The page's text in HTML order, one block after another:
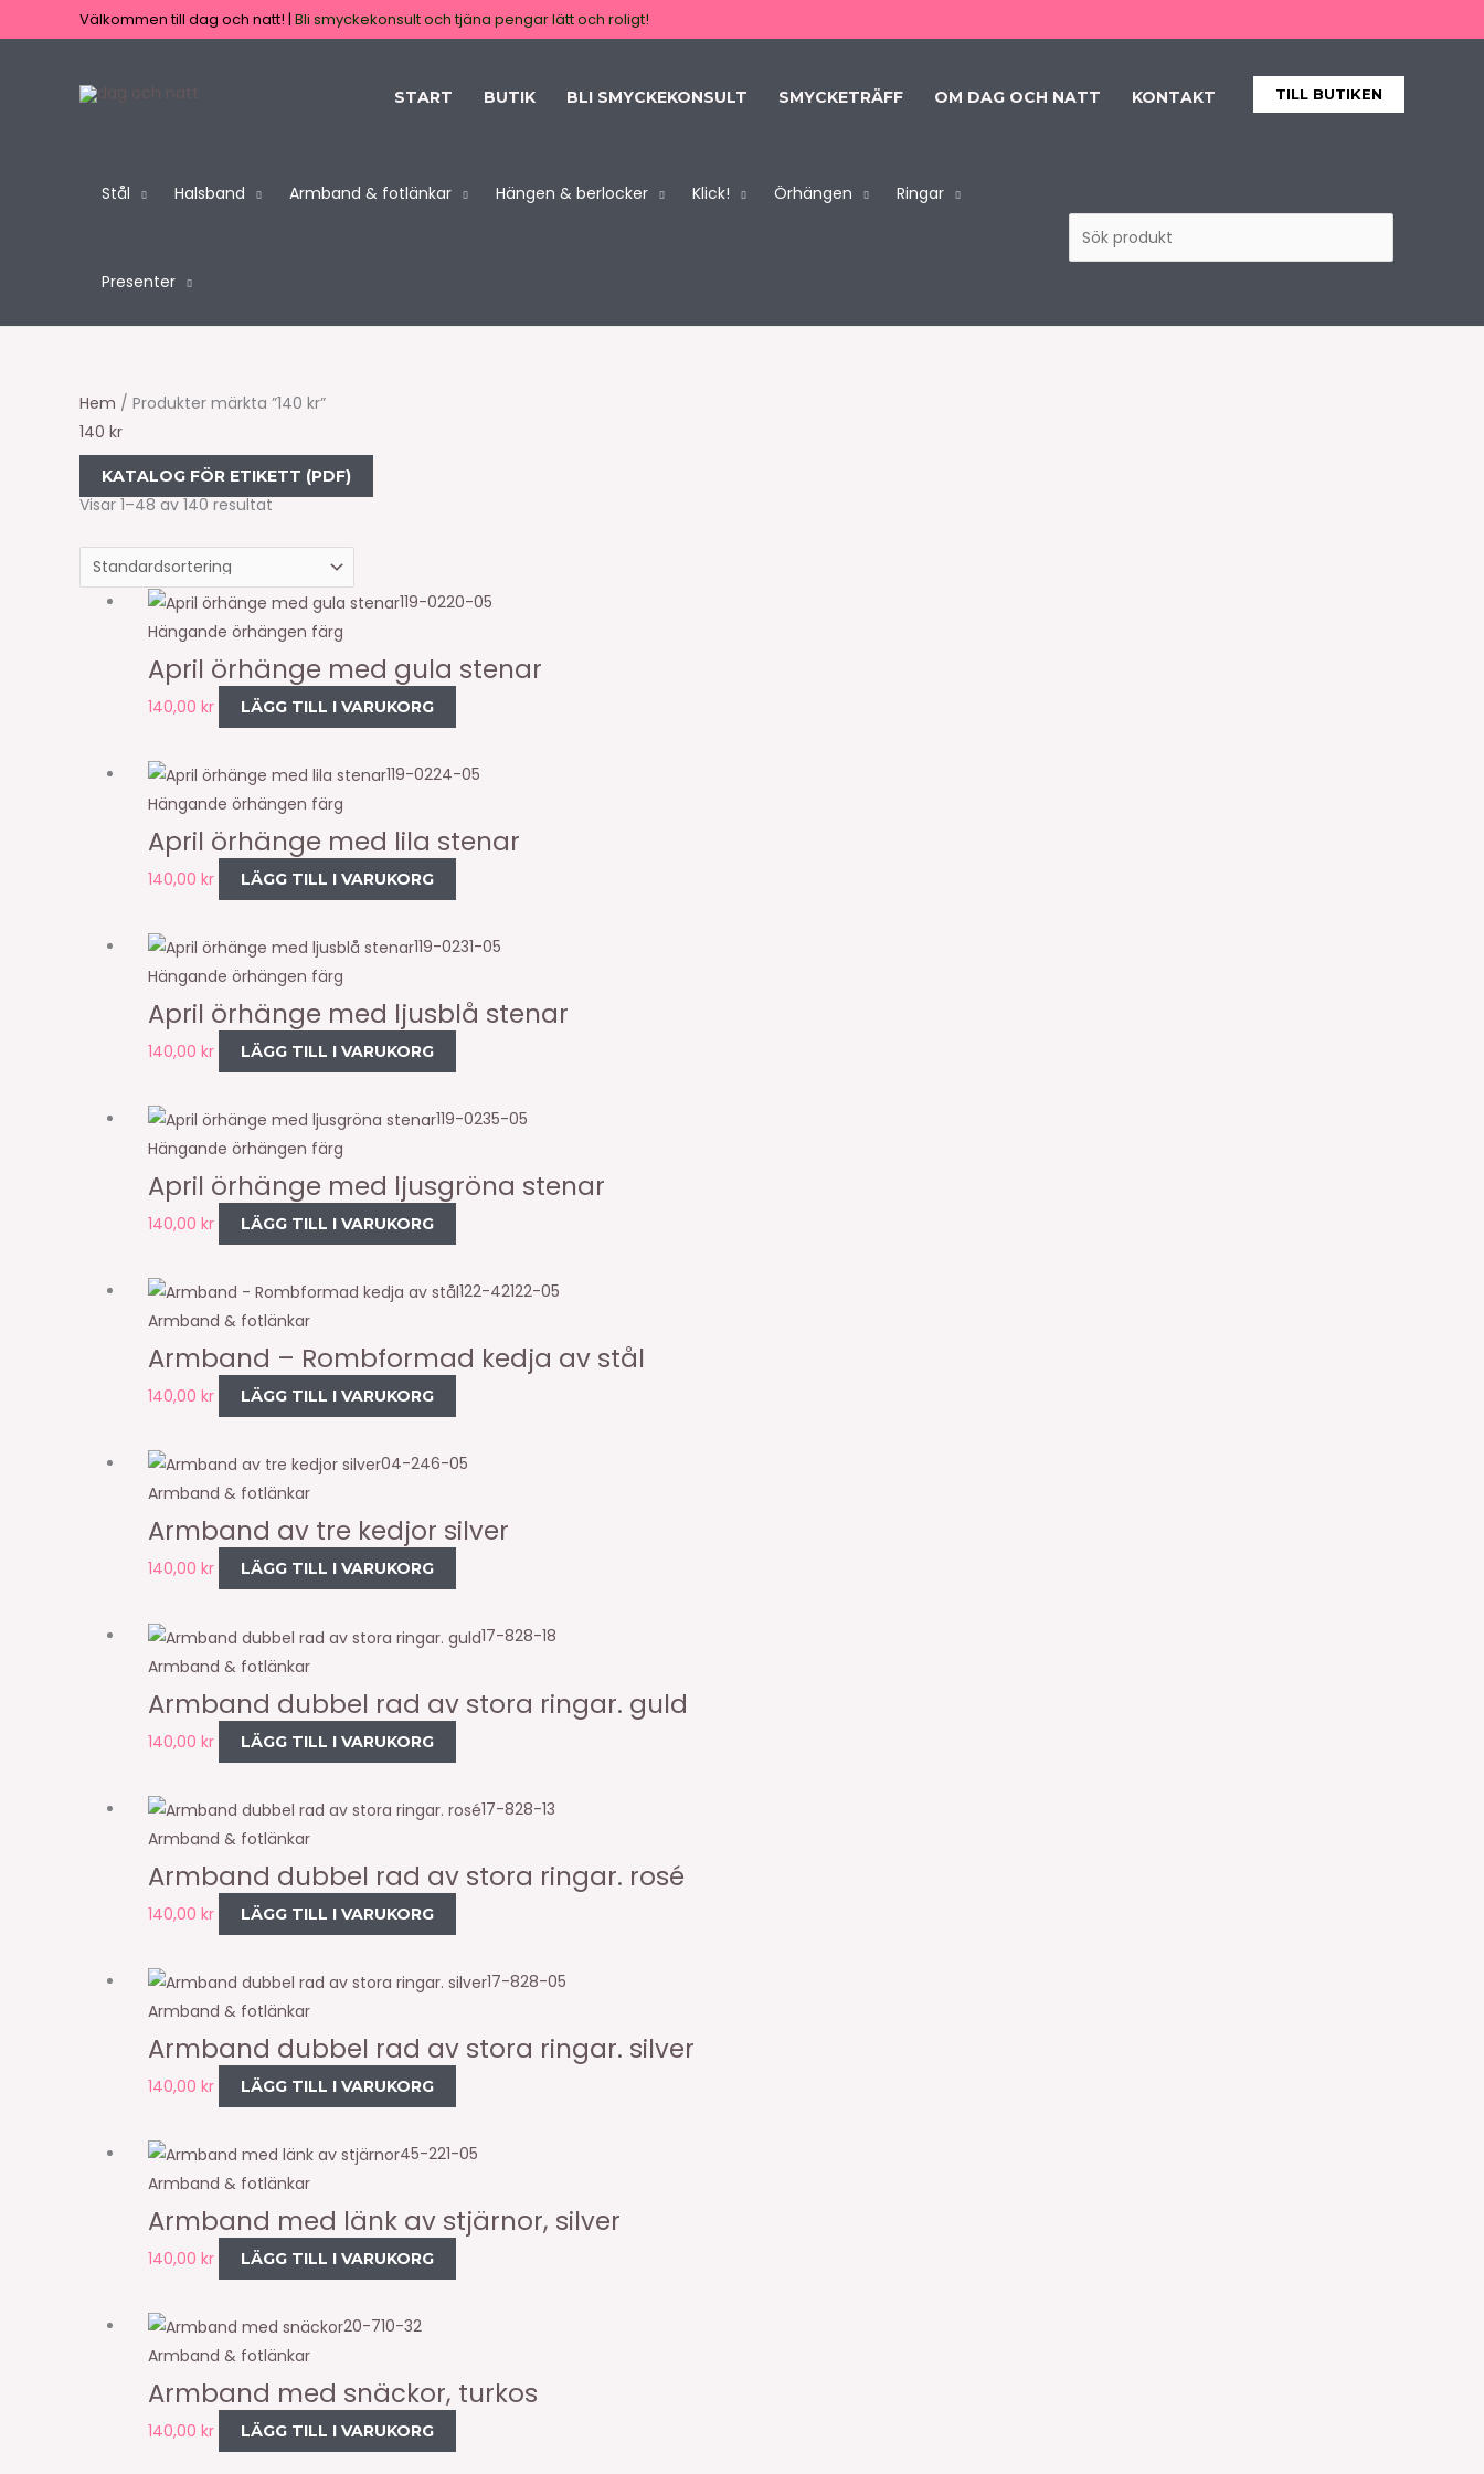
till
Välkommen till dag och natt! | Bli smyckekonsult och tjäna pengar lätt och roligt!
START BUTIK BLI SMYCKEKONSULT SMYCKETRÄFF OM DAG OCH NATT KONTAKT TILL BUTIKEN
Stål Halsband Armband & fotlänkar Hängen & berlocker Klick! Örhängen Ringar
Presenter
produkt
Hem / Produkter märkta ”140 kr”
140 kr
KATALOG FÖR ETIKETT (PDF)
Visar 1–48 av 140 resultat
119-0220-05
Hängande örhängen färg
April örhänge med gula stenar
140,00 kr LÄGG TILL I VARUKORG
119-0224-05
Hängande örhängen färg
April örhänge med lila stenar
140,00 kr LÄGG TILL I VARUKORG
119-0231-05
Hängande örhängen färg
April örhänge med ljusblå stenar
140,00 kr LÄGG TILL I VARUKORG
119-0235-05
Hängande örhängen färg
April örhänge med ljusgröna stenar
140,00 kr LÄGG TILL I VARUKORG
122-42122-05
Armband & fotlänkar
Armband – Rombformad kedja av stål
140,00 kr LÄGG TILL I VARUKORG
04-246-05
Armband & fotlänkar
Armband av tre kedjor silver
140,00 kr LÄGG TILL I VARUKORG
17-828-18
Armband & fotlänkar
Armband dubbel rad av stora ringar. guld
140,00 kr LÄGG TILL I VARUKORG
17-828-13
Armband & fotlänkar
Armband dubbel rad av stora ringar. rosé
140,00 kr LÄGG TILL I VARUKORG
17-828-05
Armband & fotlänkar
Armband dubbel rad av stora ringar. silver
140,00 kr LÄGG TILL I VARUKORG
45-221-05
Armband & fotlänkar
Armband med länk av stjärnor, silver
140,00 kr LÄGG TILL I VARUKORG
20-710-32
Armband & fotlänkar
Armband med snäckor, turkos
140,00 kr LÄGG TILL I VARUKORG
produkter